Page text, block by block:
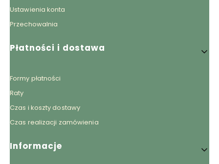
Ustawienia konta
Przechowalnia
Płatności i dostawa
Formy płatności
Raty
Czas i koszty dostawy
Czas realizacji zamówienia
Informacje